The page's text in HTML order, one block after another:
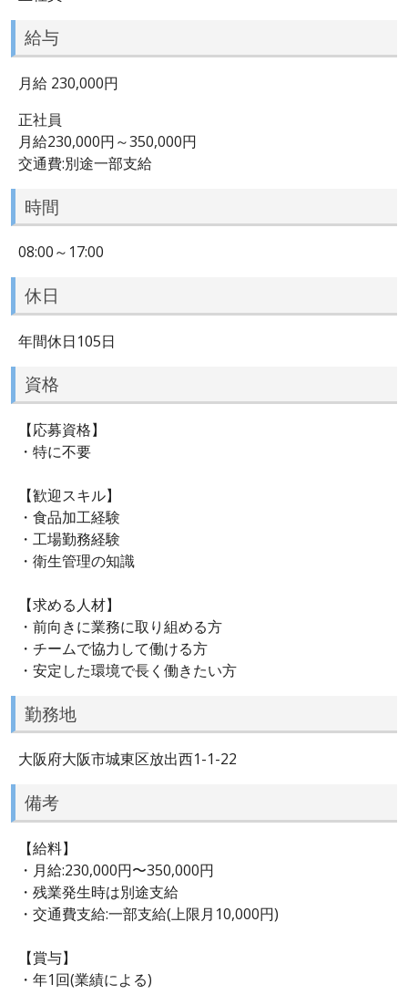
給与
月給 230,000円
正社員
月給230,000円～350,000円
交通費:別途一部支給
時間
08:00～17:00
休日
年間休日105日
資格
【応募資格】
・特に不要
【歓迎スキル】
・食品加工経験
・工場勤務経験
・衛生管理の知識
【求める人材】
・前向きに業務に取り組める方
・チームで協力して働ける方
・安定した環境で長く働きたい方
勤務地
大阪府大阪市城東区放出西1-1-22
備考
【給料】
・月給:230,000円〜350,000円
・残業発生時は別途支給
・交通費支給:一部支給(上限月10,000円)
【賞与】
・年1回(業績による)